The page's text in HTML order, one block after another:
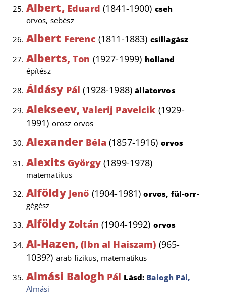
Albert, Eduard (1841-1900) cseh
orvos, sebész
Albert Ferenc (1811-1883) csillagász
Alberts,Ton (1927-1999) holland
építész
Áldásy Pál(1928-1988)állatorvos
Alekseev,Valerij Pavelcik (1929-
1991) orosz orvos
Alexander Béla (1857-1916) orvos
Alexits György (1899-1978)
matematikus
Alföldy Jenő (1904-1981)orvos, fül-orr-
gégész
Alföldy Zoltán (1904-1992) orvos
Al-Hazen,(Ibn al Haiszam) (965-
1039?) arab fizikus, matematikus
Almási Balogh Pál Lásd: Balogh Pál,
Almási